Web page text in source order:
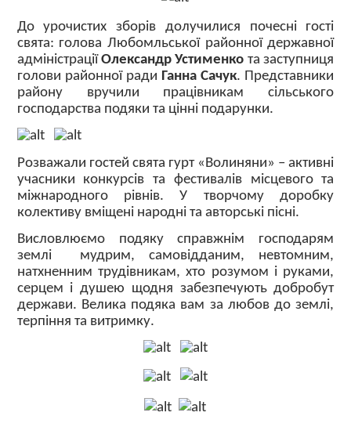
До урочистих зборів долучилися почесні гості
свята: голова Любомльської районної державної
адміністраціїОлександр Устименко та заступниця
голови районної ради Ганна Сачук. Представники
району вручили працівникам сільського
господарства подяки та цінні подарунки.
Розважали гостей свята гурт «Волиняни» – активні
учасники конкурсів та фестивалів місцевого та
міжнародного рівнів. У творчому доробку
колективу вміщені народні та авторські пісні.
Висловлюємо подяку справжнім господарям
землі  мудрим, самовідданим, невтомним,
натхненним трудівникам, хто розумом і руками,
серцем і душею щодня забезпечують добробут
держави. Велика подяка вам за любов до землі,
терпіння та витримку.